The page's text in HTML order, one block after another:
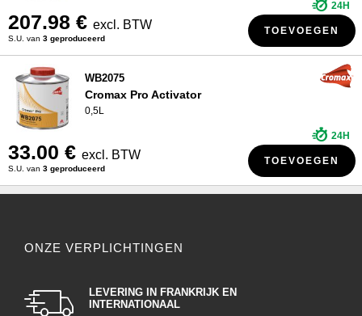
207.98 € excl. BTW
S.U. van 3 geproduceerd
24H
TOEVOEGEN
WB2075
Cromax Pro Activator
0,5L
33.00 € excl. BTW
S.U. van 3 geproduceerd
24H
TOEVOEGEN
ONZE VERPLICHTINGEN
LEVERING IN FRANKRIJK EN
INTERNATIONAAL